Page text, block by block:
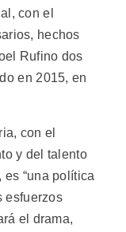
con el
hechos
Rufino dos
en 2015, en
con el
y del talento
“una política
esfuerzos
el drama,